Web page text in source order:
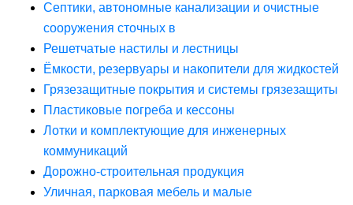
Септики, автономные канализации и очистные
сооружения сточных в
Решетчатые настилы и лестницы
Ёмкости, резервуары и накопители для жидкостей
Грязезащитные покрытия и системы грязезащиты
Пластиковые погреба и кессоны
Лотки и комплектующие для инженерных
коммуникаций
Дорожно-строительная продукция
Уличная, парковая мебель и малые